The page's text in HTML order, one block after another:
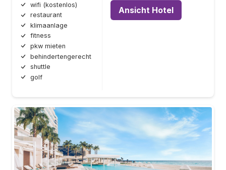
wifi (kostenlos)
restaurant
klimaanlage
fitness
pkw mieten
behindertengerecht
shuttle
golf
Ansicht Hotel